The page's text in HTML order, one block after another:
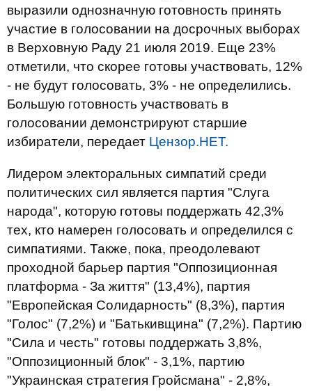
выразили однозначную готовность принять
участие в голосовании на досрочных выборах
в Верховную Раду 21 июля 2019. Еще 23%
отметили, что скорее готовы участвовать, 12%
- не будут голосовать, 3% - не определились.
Большую готовность участвовать в
голосовании демонстрируют старшие
избиратели, передает Цензор.НЕТ.
Лидером электоральных симпатий среди
политических сил является партия "Слуга
народа", которую готовы поддержать 42,3%
тех, кто намерен голосовать и определился с
симпатиями. Также, пока, преодолевают
проходной барьер партия "Оппозиционная
платформа - За життя" (13,4%), партия
"Европейская Солидарность" (8,3%), партия
"Голос" (7,2%) и "Батькивщина" (7,2%). Партию
"Сила и честь" готовы поддержать 3,8%,
"Оппозиционный блок" - 3,1%, партию
"Украинская стратегия Гройсмана" - 2,8%,